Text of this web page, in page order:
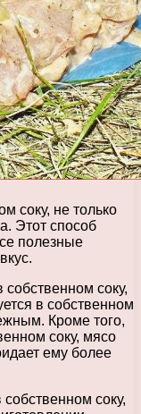
соку, не только
Этот способ
полезные
соку,
в собственном
Кроме того,
соку, мясо
ему более
соку,